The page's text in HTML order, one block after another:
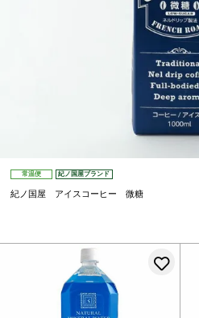
常温便 紀ノ国屋ブランド
紀ノ国屋 アイスコーヒー 微糖